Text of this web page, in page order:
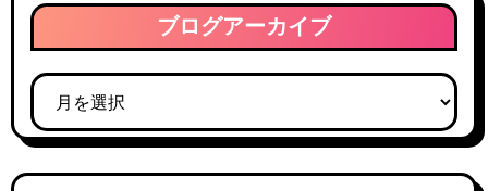
ブログアーカイブ
ブ
ロ
グ
ア